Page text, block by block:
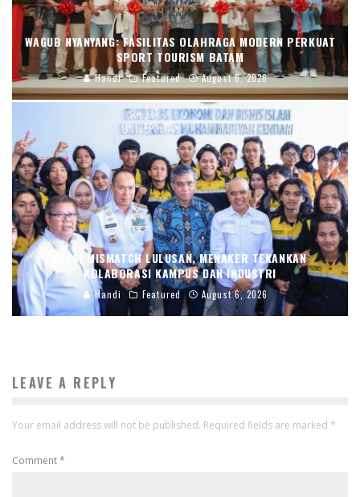
WAGUB NYANYANG: FASILITAS OLAHRAGA MODERN PERKUAT
SPORT TOURISM BATAM
Handi Featured August 6, 2026
ATASI MISMATCH LULUSAN, MENAKER TEKANKAN
KOLABORASI KAMPUS DAN INDUSTRI
Handi Featured August 6, 2026
LEAVE A REPLY
Your email address will not be published. Required fields are marked *
Comment*